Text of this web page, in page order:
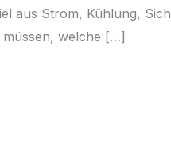
aus Strom, Kühlung,
müssen, welche […]